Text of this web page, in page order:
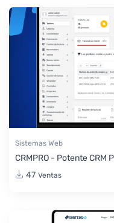
Sistemas Web
CRMPRO - Potente CRM
47 Ventas